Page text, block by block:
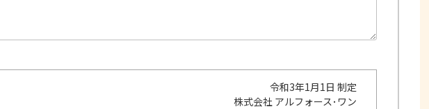
令和3年1月1日 制定
株式会社 アルフォース･ワン